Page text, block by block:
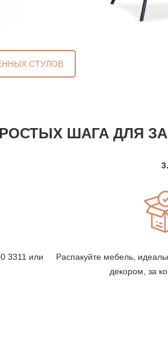
СТУЛОВ
ШАГА ДЛЯ
3311 или
3.
Распакуйте мебель,
декором, за